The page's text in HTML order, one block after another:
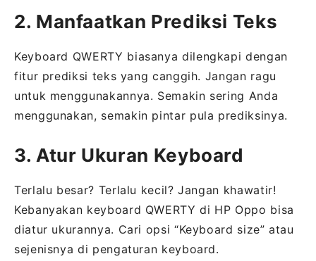
2. Manfaatkan Prediksi Teks
Keyboard QWERTY biasanya dilengkapi dengan
fitur prediksi teks yang canggih. Jangan ragu
untuk menggunakannya. Semakin sering Anda
menggunakan, semakin pintar pula prediksinya.
3. Atur Ukuran Keyboard
Terlalu besar? Terlalu kecil? Jangan khawatir!
Kebanyakan keyboard QWERTY di HP Oppo bisa
diatur ukurannya. Cari opsi “Keyboard size” atau
sejenisnya di pengaturan keyboard.